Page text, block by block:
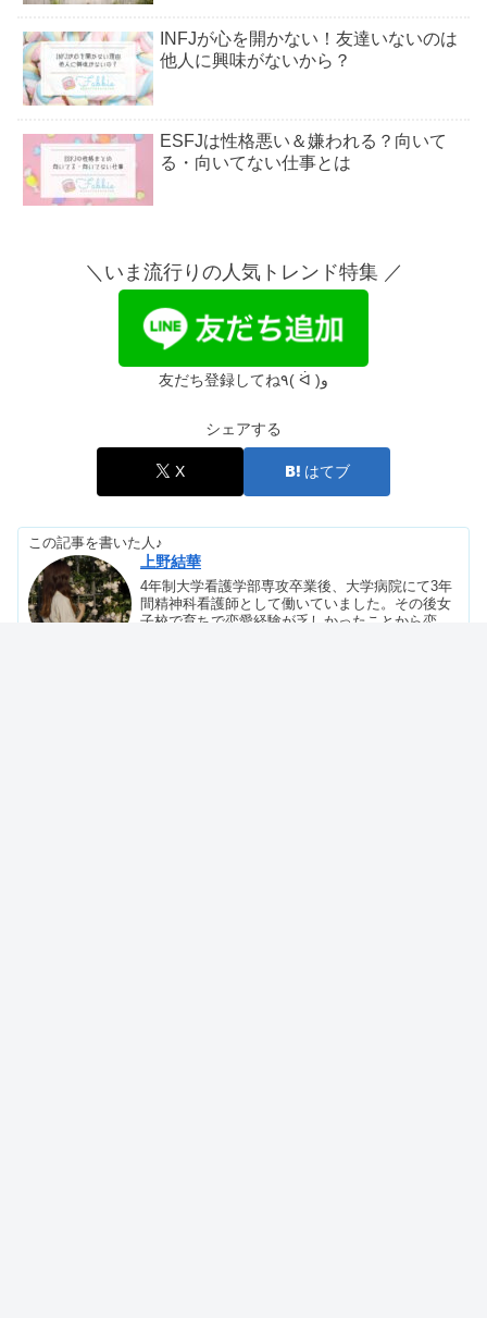
INFJが心を開かない！友達いないのは
他人に興味がないから？
ESFJは性格悪い＆嫌われる？向いて
る・向いてない仕事とは
性がいいのはINFP？
ENFPは頭おかしい・生きづらい？仕
事できない人に向いてるのは
ISFPは性格悪い＆他人に興味が無い？
仲良くなるとどうなるの？
ESFPは性格悪い？言ってはいけない
のはうざい？怒り方も
＼いま流行りの人気トレンド特集 ／
友だち登録してね٩( ᐛ )و
シェアする
X はてブ
この記事を書いた人♪
上野結華
4年制大学看護学部専攻卒業後、大学病院にて3年
間精神科看護師として働いていました。その後女
子校で育ちで恋愛経験が乏しかったことから恋